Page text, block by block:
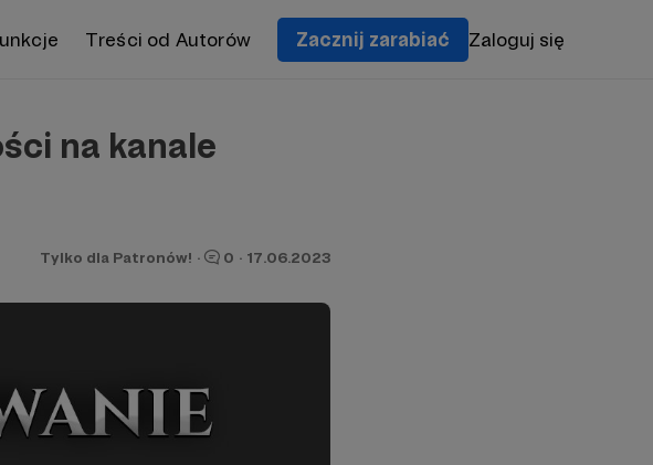
Treści od Autorów Zacznij zarabiać Zaloguj się
na kanale
Tylko dla Patronów! · 0 · 17.06.2023